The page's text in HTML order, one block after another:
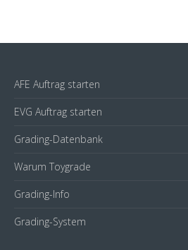
AFE Auftrag starten
EVG Auftrag starten
Grading-Datenbank
Warum Toygrade
Grading-Info
Grading-System